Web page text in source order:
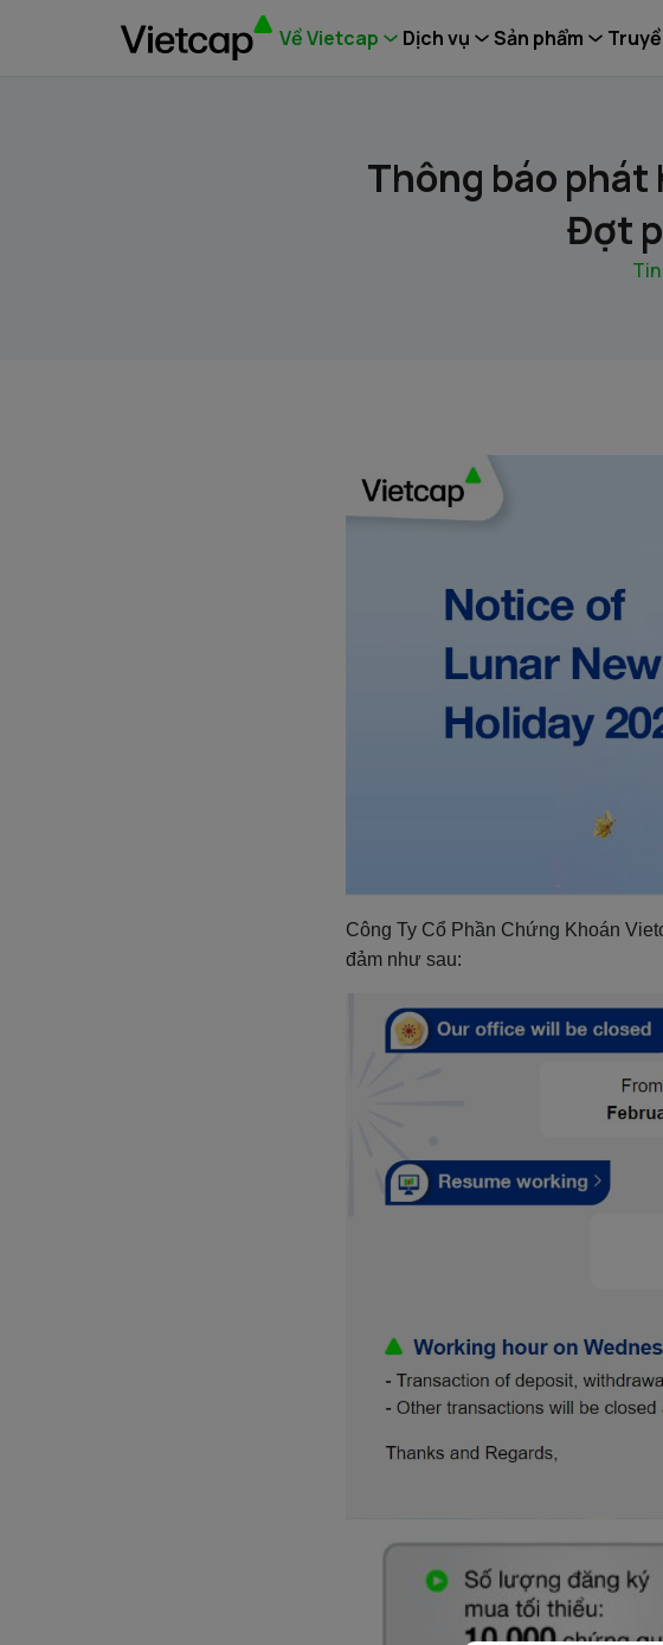
Về Vietcap Dịch vụ Sản phẩm
Thông báo phát
Đợt
Công Ty Cổ Phần Chứng Khoán
đảm như sau: